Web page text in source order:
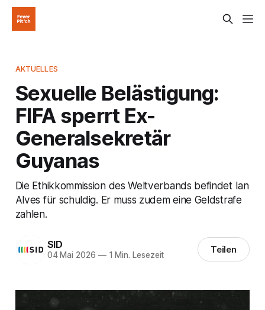
AKTUELLES
Sexuelle Belästigung:
FIFA sperrt Ex-
Generalsekretär
Guyanas
Die Ethikkommission des Weltverbands befindet Ian
Alves für schuldig. Er muss zudem eine Geldstrafe
zahlen.
SID
04 Mai 2026 —1 Min. Lesezeit Teilen